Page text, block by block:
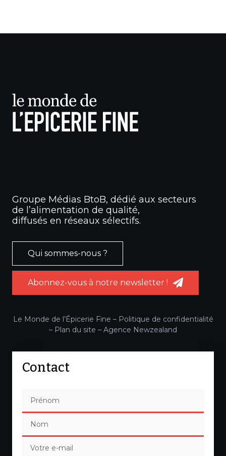
Groupe Médias BtoB, dédié aux secteurs
de l’alimentation de qualité,
diffusés en réseaux sélectifs.
Qui sommes-nous ?
Abonnez-vous à notre newsletter !
Le Monde de l’Épicerie Fine – Politique de confidentialité
– Plan du site – Agence Newzealand
Contact